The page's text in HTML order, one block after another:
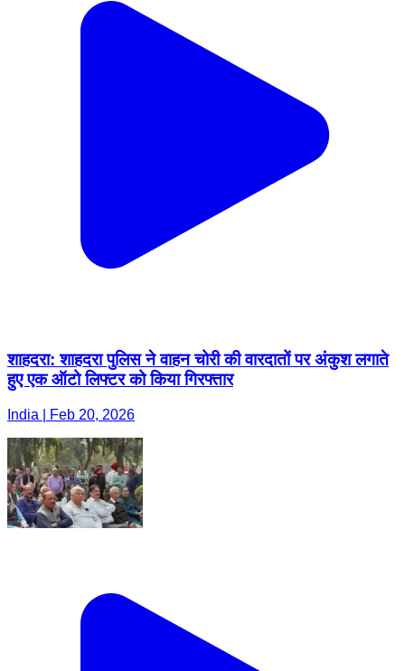
शाहदरा: शाहदरा पुलिस ने वाहन चोरी की वारदातों पर अंकुश लगाते
हुए एक ऑटो लिफ्टर को किया गिरफ्तार
India | Feb 20, 2026